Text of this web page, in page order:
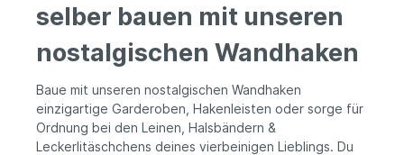
selber bauen mit unseren
nostalgischen Wandhaken
Baue mit unseren nostalgischen Wandhaken
einzigartige Garderoben, Hakenleisten oder sorge für
Ordnung bei den Leinen, Halsbändern &
Leckerlitäschchens deines vierbeinigen Lieblings. Du